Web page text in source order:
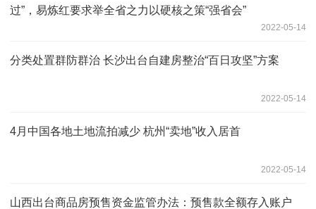
过”，易炼红要求举全省之力以硬核之策“强省会”
2022-05-14
分类处置群防群治 长沙出台自建房整治“百日攻坚”方案
2022-05-14
4月中国各地土地流拍减少 杭州“卖地”收入居首
2022-05-14
山西出台商品房预售资金监管办法：预售款全额存入账户